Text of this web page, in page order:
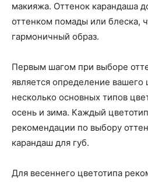
макияжа. Оттенок карандаша
оттенком помады или блеска,
гармоничный образ.
Первым шагом при выборе
является определение вашего
несколько основных типов
осень и зима. Каждый
рекомендации по выбору
карандаш для губ.
Для весеннего цветотипа